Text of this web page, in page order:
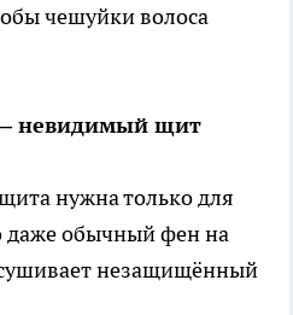
чешуйки волоса
невидимый щит
нужна только для
обычный фен на
незащищённый